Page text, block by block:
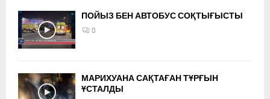
ПОЙЫЗ БЕН АВТОБУС СОҚТЫҒЫСТЫ
0
МАРИХУАНА САҚТАҒАН ТҰРҒЫН
ҰСТАЛДЫ